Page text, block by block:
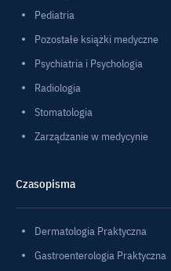
Pediatria
Pozostałe książki medyczne
Psychiatria i Psychologia
Radiologia
Stomatologia
Zarządzanie w medycynie
Czasopisma
Dermatologia Praktyczna
Gastroenterologia Praktyczna